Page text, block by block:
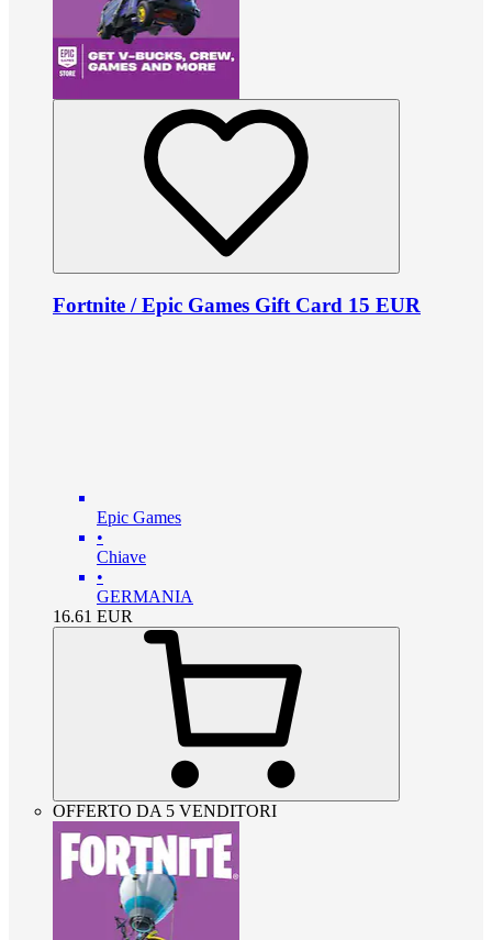
Fortnite / Epic Games Gift Card 15 EUR
Epic Games
•
Chiave
•
GERMANIA
16.61 EUR
OFFERTO DA 5 VENDITORI